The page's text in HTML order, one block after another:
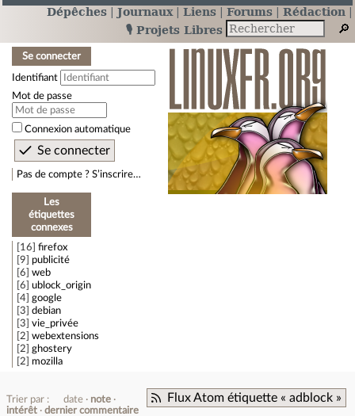
Dépêches Journaux Liens Forums
Rédaction
🎙️ Projets Libres
Se connecter
Identifiant
Mot de passe
Connexion automatique
Pas de compte ? S’inscrire…
Les
étiquettes
connexes
16
firefox
9
publicité
6
web
6
ublock_origin
4
google
3
debian
3
vie_privée
2
webextensions
2
ghostery
2
mozilla
Flux Atom étiquette « adblock »
Trier par : date
note
intérêt
dernier commentaire